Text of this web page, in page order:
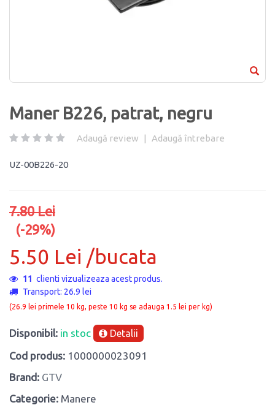
Maner B226, patrat, negru
Adaugă review | Adaugă întrebare
UZ-00B226-20
7.80 Lei
(-29%)
5.50 Lei /bucata
11 clienti vizualizeaza acest produs.
Transport: 26.9 lei
(26.9 lei primele 10 kg, peste 10 kg se adauga 1.5 lei per kg)
Disponibil: in stoc Detalii
Cod produs: 1000000023091
Brand: GTV
Categorie: Manere